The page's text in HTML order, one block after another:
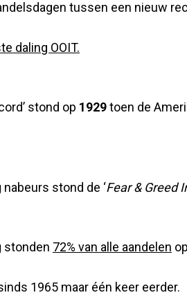
tussen een nieuw
daling OOIT.
stond op 1929toen de
nabeurs stond de ‘Fear & Greed
stonden 72% van alle aandelen
1965 maar één keer eerder.